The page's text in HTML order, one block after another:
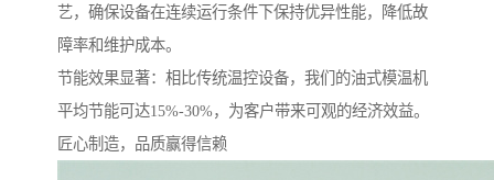
艺，确保设备在连续运行条件下保持优异性能，降低故
障率和维护成本。
节能效果显著：相比传统温控设备，我们的油式模温机
平均节能可达15%-30%，为客户带来可观的经济效益。
匠心制造，品质赢得信赖